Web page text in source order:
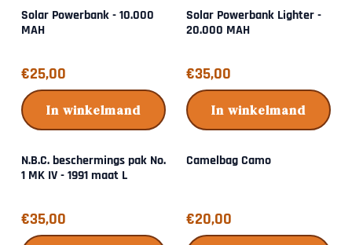
Solar Powerbank - 10.000
MAH
Prijs: 25,00
€25,00
In winkelmand
Solar Powerbank Lighter -
20.000 MAH
Prijs: 35,00
€35,00
In winkelmand
N.B.C. beschermings pak No.
1 MK IV - 1991 maat L
Prijs: 35,00
€35,00
Camelbag Camo
Prijs: 20,00
€20,00